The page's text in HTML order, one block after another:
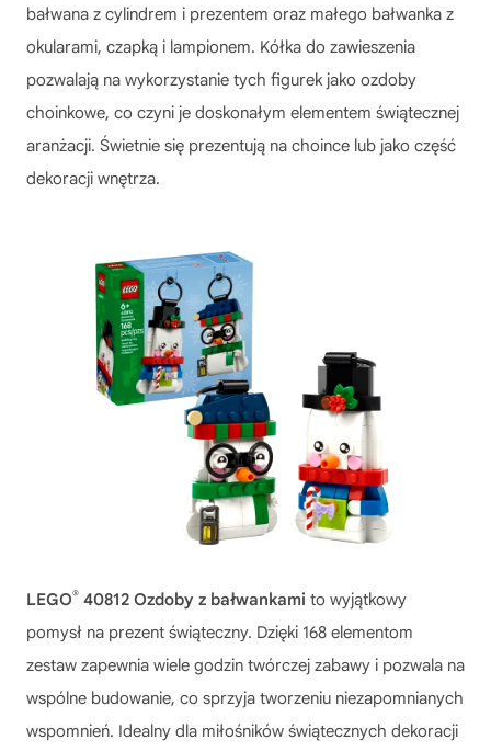
bałwana z cylindrem i prezentem oraz małego bałwanka z
okularami, czapką i lampionem. Kółka do zawieszenia
pozwalają na wykorzystanie tych figurek jako ozdoby
choinkowe, co czyni je doskonałym elementem świątecznej
aranżacji. Świetnie się prezentują na choince lub jako część
dekoracji wnętrza.
LEGO® 40812 Ozdoby z bałwankami to wyjątkowy
pomysł na prezent świąteczny. Dzięki 168 elementom
zestaw zapewnia wiele godzin twórczej zabawy i pozwala na
wspólne budowanie, co sprzyja tworzeniu niezapomnianych
wspomnień. Idealny dla miłośników świątecznych dekoracji